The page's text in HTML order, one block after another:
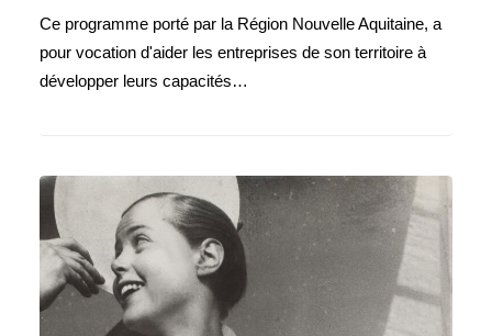
Ce programme porté par la Région Nouvelle Aquitaine, a
pour vocation d'aider les entreprises de son territoire à
développer leurs capacités…